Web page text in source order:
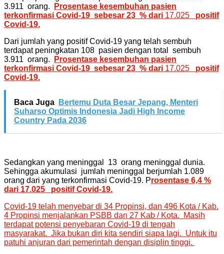
3.911 orang.
Prosentase kesembuhan pasien
terkonfirmasi Covid-19 sebesar 23 % dari 17.025 positif
Covid-19.
Dari jumlah yang positif Covid-19 yang telah sembuh
terdapat peningkatan 108 pasien dengan total sembuh
3.911 orang.
Prosentase kesembuhan pasien
terkonfirmasi Covid-19 sebesar 23 % dari 17.025 positif
Covid-19.
Baca Juga
Bertemu Duta Besar Jepang, Menteri
Suharso Optimis Indonesia Jadi High Income
Country Pada 2036
Sedangkan yang meninggal 13 orang meninggal dunia.
Sehingga akumulasi jumlah meninggal berjumlah 1.089
orang dari yang terkonfirmasi Covid-19. Prosentase 6,4 %
dari 17.025 positif Covid-19.
Covid-19 telah menyebar di 34 Propinsi, dan 496 Kota / Kab.
4 Propinsi menjalankan PSBB dan 27 Kab / Kota. Masih
terdapat potensi penyebaran Covid-19 di tengah
masyarakat. Jika bukan diri kita sendiri siapa lagi. Untuk itu
patuhi anjuran dari pemerintah dengan disiplin tinggi.